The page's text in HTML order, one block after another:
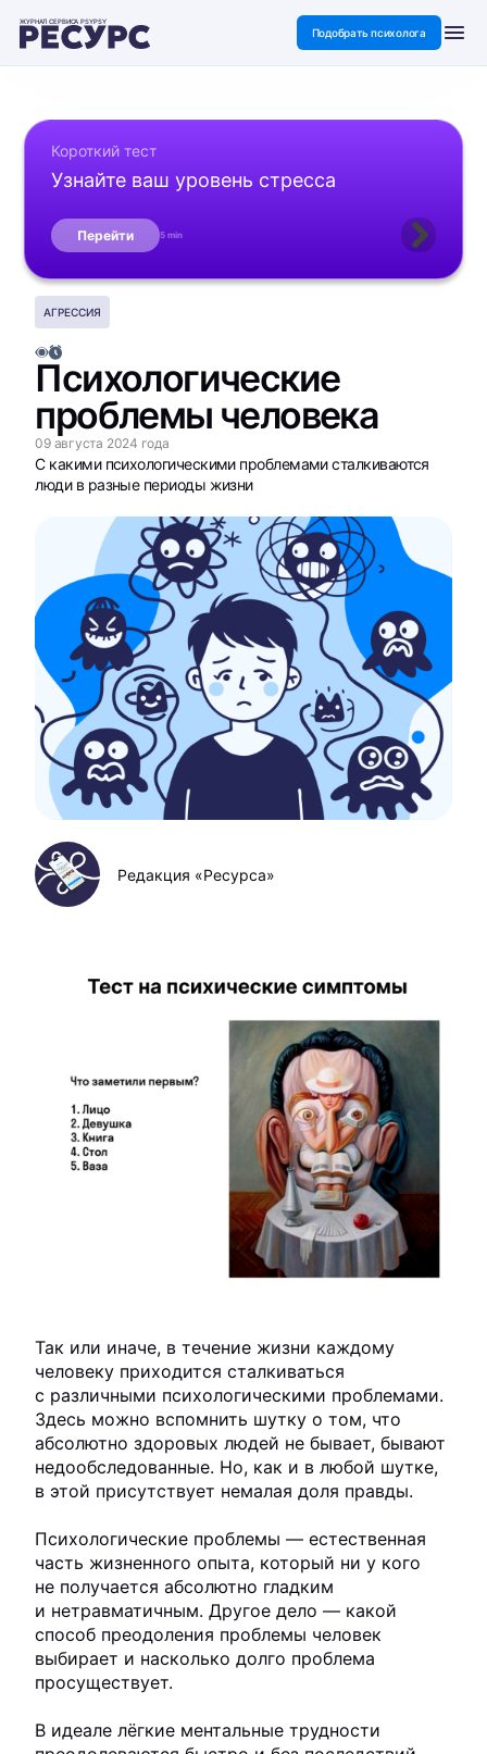
ЖУРНАЛ СЕРВИСА PSYPSY
Подобрать психолога
Короткий тест
Узнайте ваш уровень стресса
Перейти 5 min
АГРЕССИЯ
Психологические
проблемы человека
09 августа 2024 года
С какими психологическими проблемами сталкиваются
люди в разные периоды жизни
Редакция «Ресурса»
Так или иначе, в течение жизни каждому
человеку приходится сталкиваться
с различными психологическими проблемами.
Здесь можно вспомнить шутку о том, что
абсолютно здоровых людей не бывает, бывают
недообследованные. Но, как и в любой шутке,
в этой присутствует немалая доля правды.
Психологические проблемы — естественная
часть жизненного опыта, который ни у кого
не получается абсолютно гладким
и нетравматичным. Другое дело — какой
способ преодоления проблемы человек
выбирает и насколько долго проблема
просуществует.
В идеале лёгкие ментальные трудности